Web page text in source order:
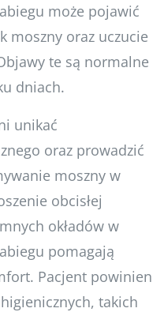
może pojawić
moszny oraz uczucie
te są normalne
dniach.
unikać
oraz prowadzić
moszny w
obcisłej
okładów w
pomagają
Pacjent powinien
takich